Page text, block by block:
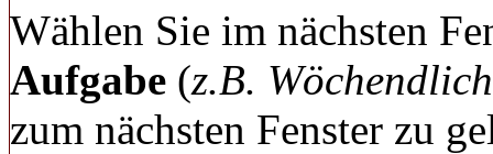
Wählen Sie im nächsten
Aufgabe (z.B. Wöchendlich
zum nächsten Fenster zu